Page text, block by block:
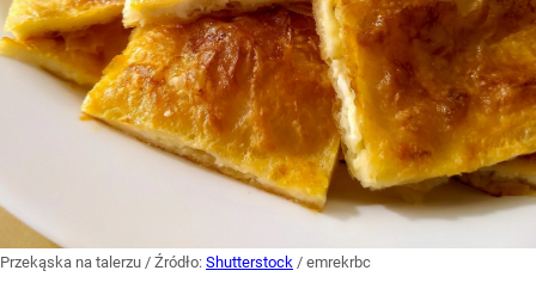
Przekąska na talerzu / Źródło: Shutterstock / emrekrbc